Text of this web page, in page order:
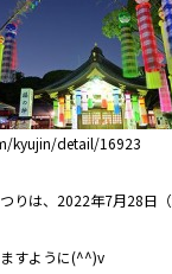
kyujin/detail/16923
りは、2022年7月28日（
すように(^^)v